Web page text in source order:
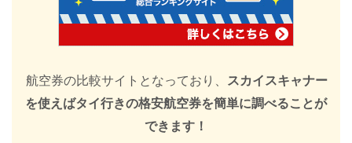
航空券の比較サイトとなっており、
スカイスキャナー
を使えばタイ行きの格安航空券を簡単に調べることが
できます！